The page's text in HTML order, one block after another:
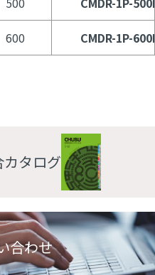
600 CMDR-1P-
タログ
合わせ